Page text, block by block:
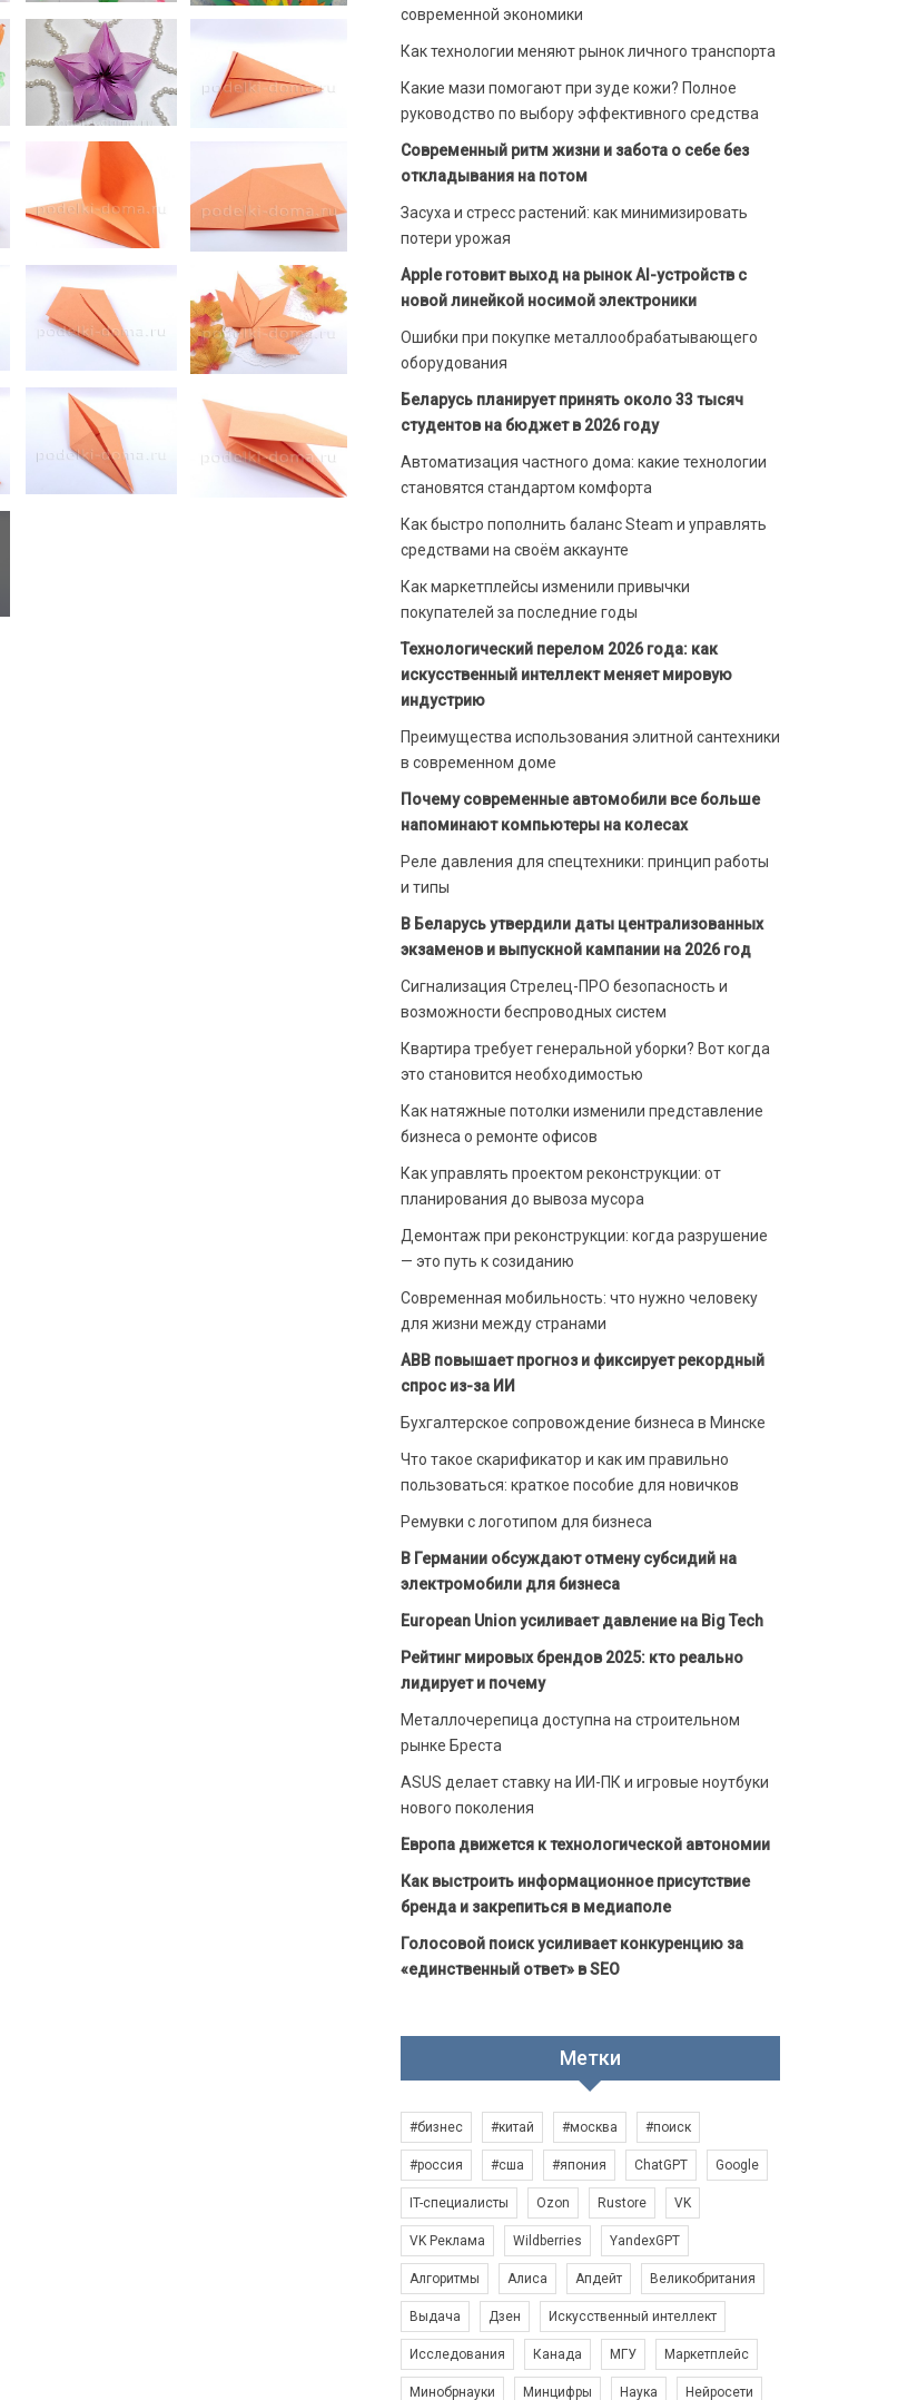
современной экономики
Как технологии меняют рынок личного транспорта
Какие мази помогают при зуде кожи? Полное
руководство по выбору эффективного средства
Современный ритм жизни и забота о себе без
откладывания на потом
Засуха и стресс растений: как минимизировать
потери урожая
Apple готовит выход на рынок AI-устройств с
новой линейкой носимой электроники
Ошибки при покупке металлообрабатывающего
оборудования
Беларусь планирует принять около 33 тысяч
студентов на бюджет в 2026 году
Автоматизация частного дома: какие технологии
становятся стандартом комфорта
Как быстро пополнить баланс Steam и управлять
средствами на своём аккаунте
Как маркетплейсы изменили привычки
покупателей за последние годы
Технологический перелом 2026 года: как
искусственный интеллект меняет мировую
индустрию
Преимущества использования элитной сантехники
в современном доме
Почему современные автомобили все больше
напоминают компьютеры на колесах
Реле давления для спецтехники: принцип работы
и типы
В Беларусь утвердили даты централизованных
экзаменов и выпускной кампании на 2026 год
Сигнализация Стрелец-ПРО безопасность и
возможности беспроводных систем
Квартира требует генеральной уборки? Вот когда
это становится необходимостью
Как натяжные потолки изменили представление
бизнеса о ремонте офисов
Как управлять проектом реконструкции: от
планирования до вывоза мусора
Демонтаж при реконструкции: когда разрушение
— это путь к созиданию
Современная мобильность: что нужно человеку
для жизни между странами
ABB повышает прогноз и фиксирует рекордный
спрос из-за ИИ
Бухгалтерское сопровождение бизнеса в Минске
Что такое скарификатор и как им правильно
пользоваться: краткое пособие для новичков
Ремувки с логотипом для бизнеса
В Германии обсуждают отмену субсидий на
электромобили для бизнеса
European Union усиливает давление на Big Tech
Рейтинг мировых брендов 2025: кто реально
лидирует и почему
Металлочерепица доступна на строительном
рынке Бреста
ASUS делает ставку на ИИ-ПК и игровые ноутбуки
нового поколения
Европа движется к технологической автономии
Как выстроить информационное присутствие
бренда и закрепиться в медиаполе
Голосовой поиск усиливает конкуренцию за
«единственный ответ» в SEO
Метки
#бизнес #китай #москва #поиск
#россия #сша #япония ChatGPT Google
IT-специалисты Ozon Rustore VK
VK Реклама Wildberries YandexGPT
Алгоритмы Алиса Апдейт Великобритания
Выдача Дзен Искусственный интеллект
Исследования Канада МГУ Маркетплейс
Минобрнауки Минцифры Наука Нейросети